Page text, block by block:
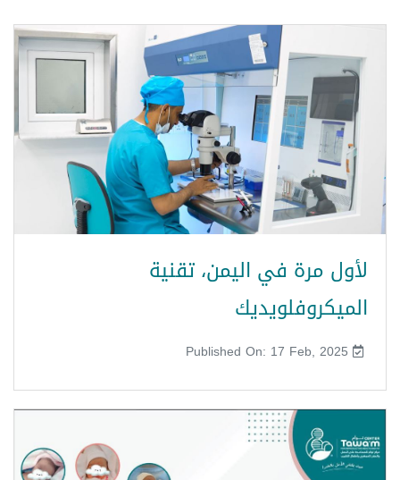
لأول مرة في اليمن، تقنية
الميكروفلويديك